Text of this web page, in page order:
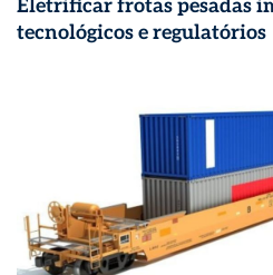
Eletrificar frotas pesadas
tecnológicos e regulatórios